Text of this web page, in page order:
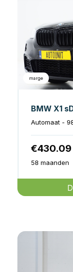
marge
BMW X1
Automaat -
€430.09
58 maanden